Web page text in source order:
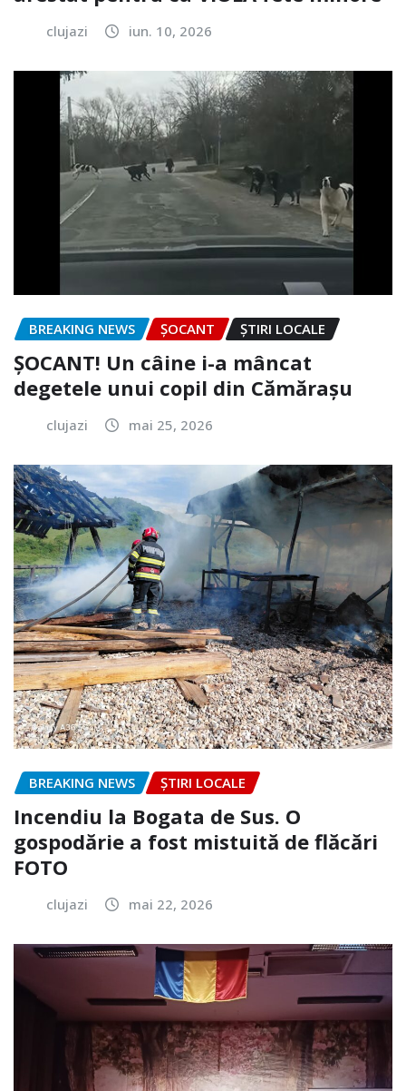
clujazi iun. 10, 2026
BREAKING NEWS ȘOCANT ȘTIRI LOCALE
ȘOCANT! Un câine i-a mâncat
degetele unui copil din Cămărașu
clujazi mai 25, 2026
BREAKING NEWS ȘTIRI LOCALE
Incendiu la Bogata de Sus. O
gospodărie a fost mistuită de flăcări
FOTO
clujazi mai 22, 2026